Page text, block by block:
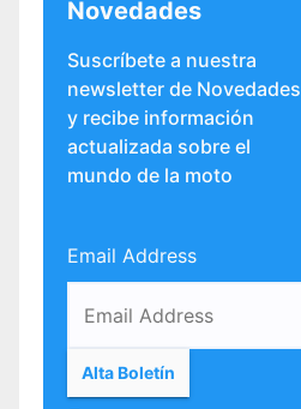
Novedades
Suscríbete a nuestra
newsletter de Novedades
y recibe información
actualizada sobre el
mundo de la moto
Email Address